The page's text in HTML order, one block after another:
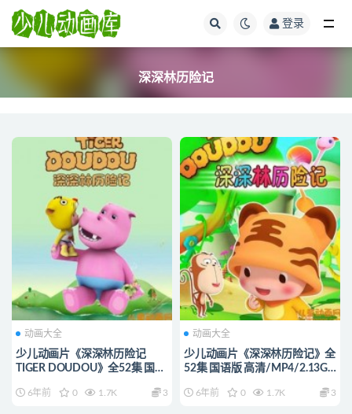
登录
深深林历险记
动画大全
少儿动画片《深深林历险记
TIGER DOUDOU》全52集 国语
深林历险记全集下载
6年前 0 1.7K 3
动画大全
少儿动画片《深深林历险记》全
52集 国语版 高清/MP4/2.13G
6年前 0 1.7K 3